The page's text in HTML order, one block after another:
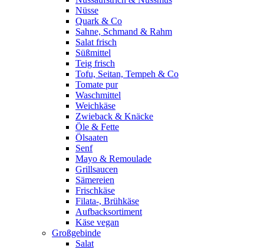
Nüsse
Quark & Co
Sahne, Schmand & Rahm
Salat frisch
Süßmittel
Teig frisch
Tofu, Seitan, Tempeh & Co
Tomate pur
Waschmittel
Weichkäse
Zwieback & Knäcke
Öle & Fette
Ölsaaten
Senf
Mayo & Remoulade
Grillsaucen
Sämereien
Frischkäse
Filata-, Brühkäse
Aufbacksortiment
Käse vegan
Großgebinde
Salat